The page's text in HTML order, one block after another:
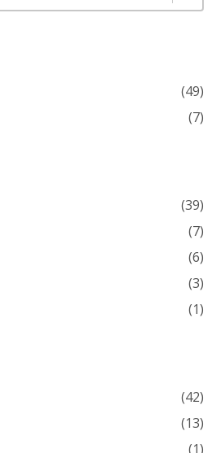
(49)
(7)
(39)
(7)
(6)
(3)
(1)
(42)
(13)
(1)